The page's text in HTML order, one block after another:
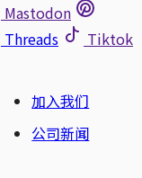
Mastodon
Threads
Tiktok
加入我们
公司新闻